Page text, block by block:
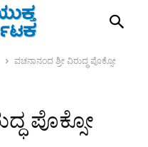
ವಚನಾನಂದ ಶ್ರೀ ವಿರುದ್ಧ ಪೊಕ್ಸೋ
ಪೊಕ್ಸೋ